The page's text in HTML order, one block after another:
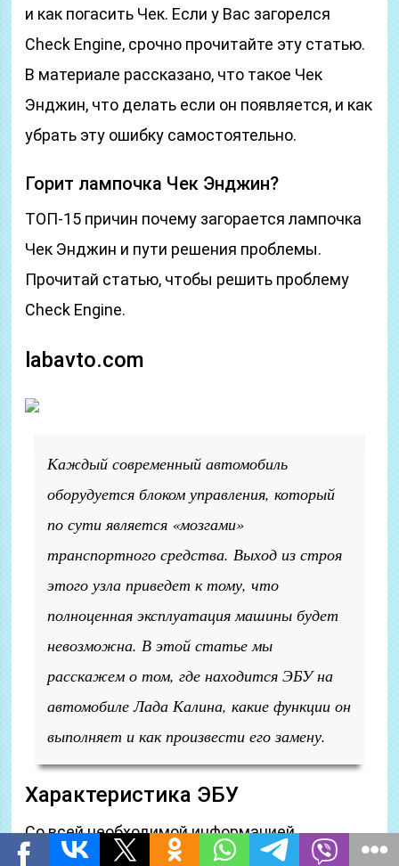
и как погасить Чек. Если у Вас загорелся
Check Engine, срочно прочитайте эту статью.
В материале рассказано, что такое Чек
Энджин, что делать если он появляется, и как
убрать эту ошибку самостоятельно.
Горит лампочка Чек Энджин?
ТОП-15 причин почему загорается лампочка
Чек Энджин и пути решения проблемы.
Прочитай статью, чтобы решить проблему
Check Engine.
labavto.com
Каждый современный автомобиль
оборудуется блоком управления, который
по сути является «мозгами»
транспортного средства. Выход из строя
этого узла приведет к тому, что
полноценная эксплуатация машины будет
невозможна. В этой статье мы
расскажем о том, где находится ЭБУ на
автомобиле Лада Калина, какие функции он
выполняет и как произвести его замену.
Характеристика ЭБУ
Со всей необходимой информацией
относительно работы блока мы предлагаем